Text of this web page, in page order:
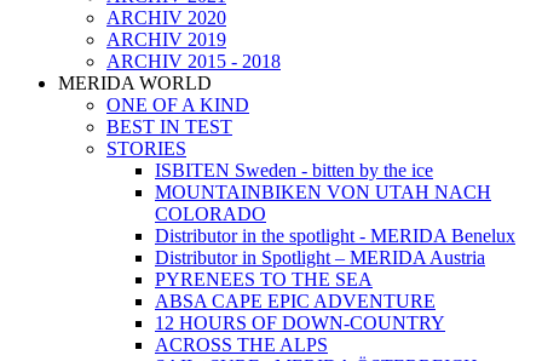
ARCHIV 2020
ARCHIV 2019
ARCHIV 2015 - 2018
MERIDA WORLD
ONE OF A KIND
BEST IN TEST
STORIES
ISBITEN Sweden - bitten by the ice
MOUNTAINBIKEN VON UTAH NACH
COLORADO
Distributor in the spotlight - MERIDA Benelux
Distributor in Spotlight – MERIDA Austria
PYRENEES TO THE SEA
ABSA CAPE EPIC ADVENTURE
12 HOURS OF DOWN-COUNTRY
ACROSS THE ALPS